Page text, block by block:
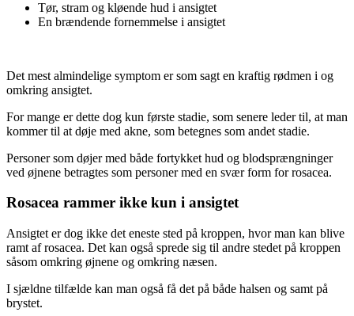
Tør, stram og kløende hud i ansigtet
En brændende fornemmelse i ansigtet
Det mest almindelige symptom er som sagt en kraftig rødmen i og
omkring ansigtet.
For mange er dette dog kun første stadie, som senere leder til, at man
kommer til at døje med akne, som betegnes som andet stadie.
Personer som døjer med både fortykket hud og blodsprængninger
ved øjnene betragtes som personer med en svær form for rosacea.
Rosacea rammer ikke kun i ansigtet
Ansigtet er dog ikke det eneste sted på kroppen, hvor man kan blive
ramt af rosacea. Det kan også sprede sig til andre stedet på kroppen
såsom omkring øjnene og omkring næsen.
I sjældne tilfælde kan man også få det på både halsen og samt på
brystet.